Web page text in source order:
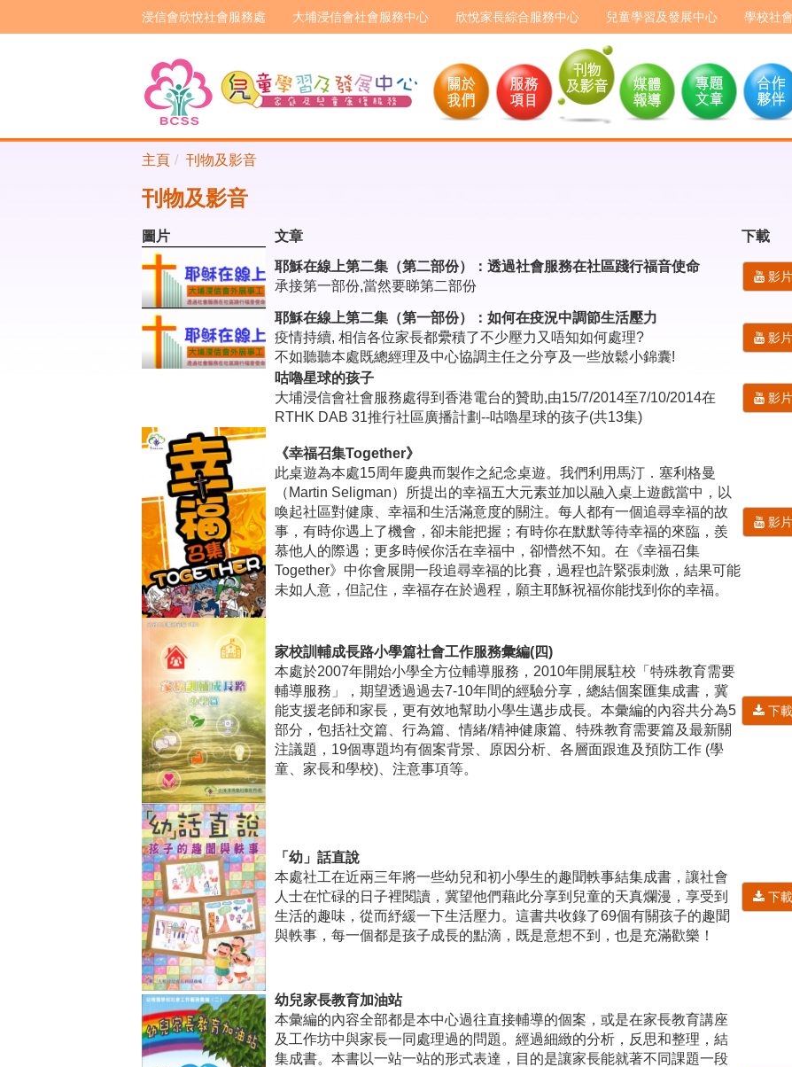
浸信會欣悅社會服務處 大埔浸信會社會服務中心 欣悅家長綜合服務中心 兒童學習及發展中心 學校社
主頁 刊物及影音
刊物及影音
圖片 文章
下載
耶穌在線上第二集（第二部份）：透過社會服務在社區踐行福音使命
承接第一部份,當然要睇第二部份
影片
耶穌在線上第二集（第一部份）：如何在疫況中調節生活壓力
疫情持續, 相信各位家長都纍積了不少壓力又唔知如何處理?
不如聽聽本處既總經理及中心協調主任之分亨及一些放鬆小錦囊!
影片
咕嚕星球的孩子
大埔浸信會社會服務處得到香港電台的贊助,由15/7/2014至7/10/2014在
RTHK DAB 31推行社區廣播計劃--咕嚕星球的孩子(共13集)
影片
《幸福召集Together》
此桌遊為本處15周年慶典而製作之紀念桌遊。我們利用馬汀．塞利格曼
（Martin Seligman）所提出的幸福五大元素並加以融入桌上遊戲當中，以
喚起社區對健康、幸福和生活滿意度的關注。每人都有一個追尋幸福的故
事，有時你遇上了機會，卻未能把握；有時你在默默等待幸福的來臨，羨
慕他人的際遇；更多時候你活在幸福中，卻懵然不知。在《幸福召集
Together》中你會展開一段追尋幸福的比賽，過程也許緊張刺激，結果可能
未如人意，但記住，幸福存在於過程，願主耶穌祝福你能找到你的幸福。
影片
家校訓輔成長路小學篇社會工作服務彙編(四)
本處於2007年開始小學全方位輔導服務，2010年開展駐校「特殊教育需要
輔導服務」，期望透過過去7-10年間的經驗分享，總結個案匯集成書，冀
能支援老師和家長，更有效地幫助小學生邁步成長。本彙編的內容共分為5
部分，包括社交篇、行為篇、情緒/精神健康篇、特殊教育需要篇及最新關
注議題，19個專題均有個案背景、原因分析、各層面跟進及預防工作 (學
童、家長和學校)、注意事項等。
下載
「幼」話直說
本處社工在近兩三年將一些幼兒和初小學生的趣聞軼事結集成書，讓社會
人士在忙碌的日子裡閱讀，冀望他們藉此分享到兒童的天真爛漫，享受到
生活的趣味，從而紓緩一下生活壓力。這書共收錄了69個有關孩子的趣聞
與軼事，每一個都是孩子成長的點滴，既是意想不到，也是充滿歡樂！
下載
幼兒家長教育加油站
本彙編的內容全部都是本中心過往直接輔導的個案，或是在家長教育講座
及工作坊中與家長一同處理過的問題。經過細緻的分析，反思和整理，結
集成書。本書以一站一站的形式表達，目的是讓家長能就著不同課題一段